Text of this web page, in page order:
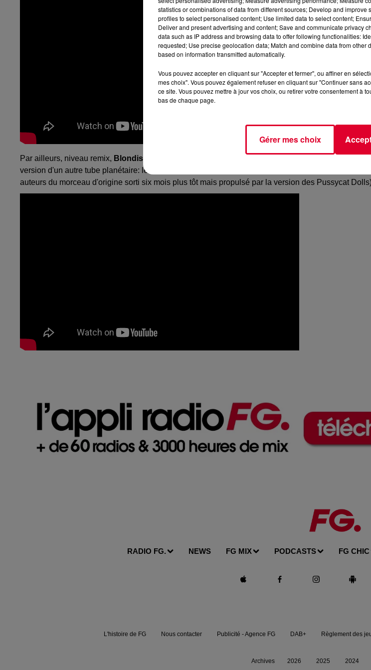
Par ailleurs, niveau remix, Blondish
version d'un autre tube planétaire: le fameux
auteurs du morceau d'origine sorti six mois plus tôt mais propulsé par la version des Pussycat
RADIO FG. NEWS FG MIX PODCASTS FG CHIC
L'histoire de FG Nous contacter Publicité - Agence FG DAB+ Règlement des
Archives 2026 2025 2024
statistics or combinations of data from different sources; Develop and
profiles to select personalised content; Use limited data to select content;
Deliver and present advertising and content; Save and communicate privacy
data such as IP address and browsing data to offer following functionalities:
requested; Use precise geolocation data; Match and combine data from other
based on information transmitted automatically.
Vous pouvez accepter en cliquant sur "Accepter et fermer", ou affiner en
mes choix". Vous pouvez également refuser en cliquant sur "Continuer sans
ce site. Vous pouvez mettre à jour vos choix, ou retirer votre consentement à
bas de chaque page.
Gérer mes choix